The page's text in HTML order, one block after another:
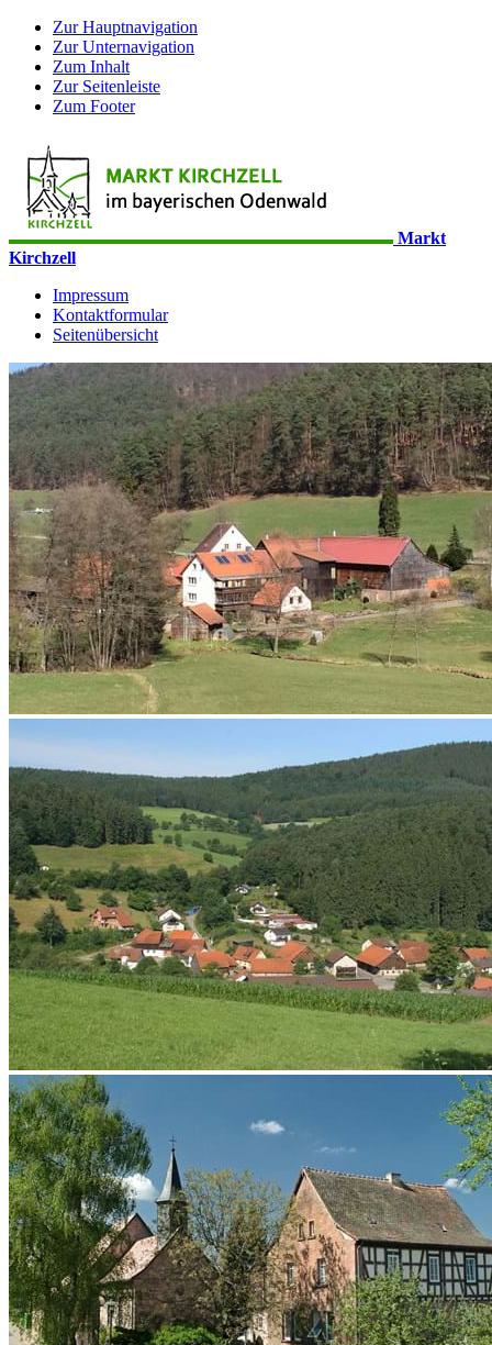
Zur Hauptnavigation
Zur Unternavigation
Zum Inhalt
Zur Seitenleiste
Zum Footer
Markt
Kirchzell
Impressum
Kontaktformular
Seitenübersicht